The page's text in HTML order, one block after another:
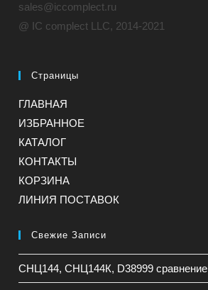
sales@iccomplect.ru
@ IC complect LLC, 2014-2021
Страницы
ГЛАВНАЯ
ИЗБРАННОЕ
КАТАЛОГ
КОНТАКТЫ
КОРЗИНА
ЛИНИЯ ПОСТАВОК
Свежие Записи
СНЦ144, СНЦ144К, D38999 сравнение